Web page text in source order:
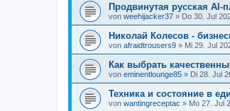
Продвинутая русская AI-
von weehijacker37 » Do 30. Jul
Николай Колесов -
von afraidtrousers9 » Mi 29. Jul
Как выбрать
von eminentlounge85 » Di 28. Jul
Техника и состояние в
von wantingreceptac » Mo 27. Jul